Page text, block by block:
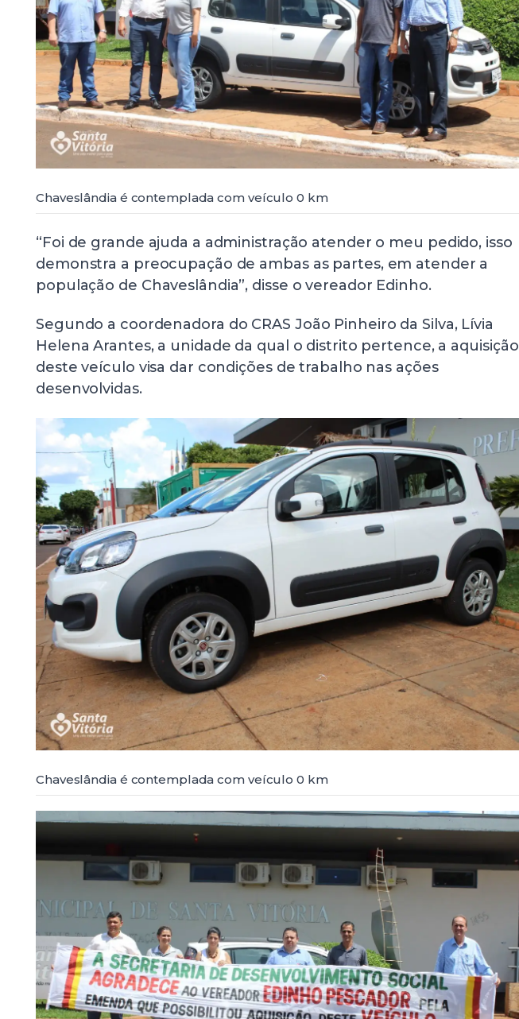
Chaveslândia é contemplada com veículo 0 km
“Foi de grande ajuda a administração atender o meu pedido, isso
demonstra a preocupação de ambas as partes, em atender a
população de Chaveslândia”, disse o vereador Edinho.
Segundo a coordenadora do CRAS João Pinheiro da Silva, Lívia
Helena Arantes, a unidade da qual o distrito pertence, a aquisição
deste veículo visa dar condições de trabalho nas ações
desenvolvidas.
Chaveslândia é contemplada com veículo 0 km